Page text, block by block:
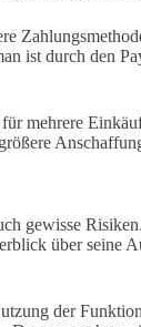
ist durch den
mehrere
gewisse
über seine
der